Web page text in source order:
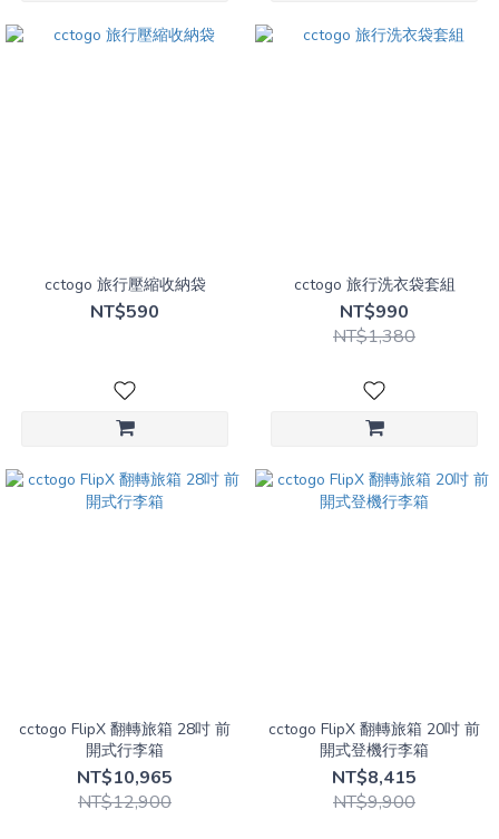
尺
(4)
cctogo 旅行壓縮收納袋
NT$590
cctogo 旅行洗衣袋套組
NT$990
NT$1,380
cctogo FlipX 翻轉旅箱 28吋 前
開式行李箱
NT$10,965
NT$12,900
cctogo FlipX 翻轉旅箱 20吋 前
開式登機行李箱
NT$8,415
NT$9,900